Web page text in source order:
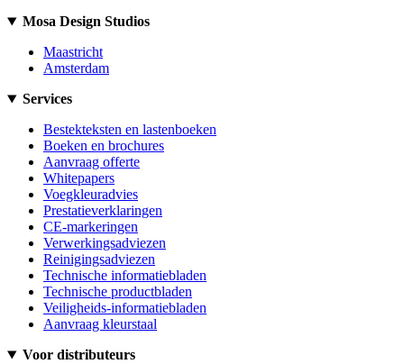
Mosa Design Studios
Maastricht
Amsterdam
Services
Bestekteksten en lastenboeken
Boeken en brochures
Aanvraag offerte
Whitepapers
Voegkleuradvies
Prestatieverklaringen
CE-markeringen
Verwerkingsadviezen
Reinigingsadviezen
Technische informatiebladen
Technische productbladen
Veiligheids-informatiebladen
Aanvraag kleurstaal
Voor distributeurs